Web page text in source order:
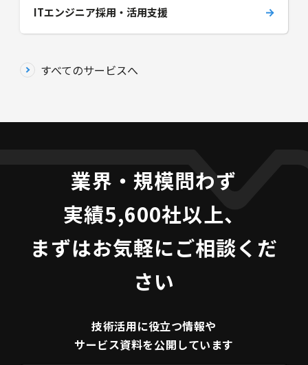
ITエンジニア採用・活用支援
すべてのサービスへ
業界・規模問わず
実績5,600社以上、
まずはお気軽にご相談くだ
さい
技術活用に役立つ情報や
サービス資料を公開しています